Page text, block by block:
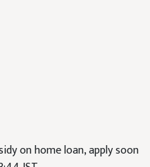
on home loan, apply soon